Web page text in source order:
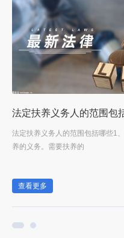
法定扶养义务人的范围包括哪些1
养的义务。需要扶养的
查看更多